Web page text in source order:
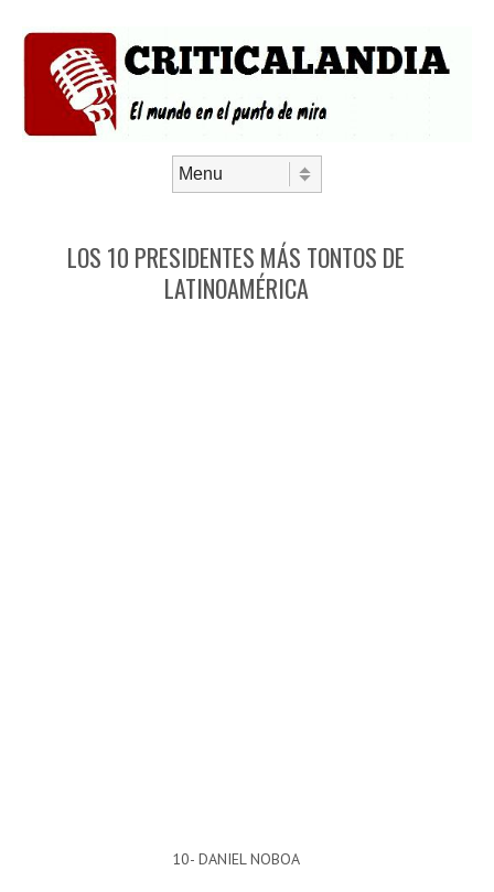
LOS 10 PRESIDENTES MÁS TONTOS DE
LATINOAMÉRICA
10- DANIEL NOBOA